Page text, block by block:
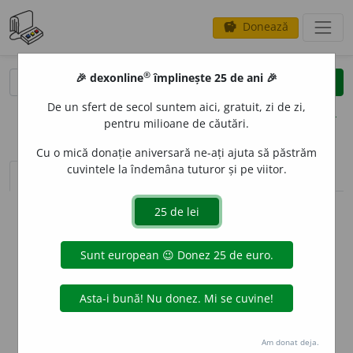
savings Donează
clear
opțiuni
sinteza definițiilor (1) definiții (7) declinări
info
Aceste definiții sunt compilate de
echipa dexonline. Definițiile
originale se află pe filadefiniții.
preferințe
🎉 dexonline® împlinește 25 de ani 🎉
De un sfert de secol suntem aici, gratuit, zi de zi,
pentru milioane de căutări.
Cu o mică donație aniversară ne-ați ajuta să păstrăm
cuvintele la îndemâna tuturor și pe viitor.
Am donat deja.